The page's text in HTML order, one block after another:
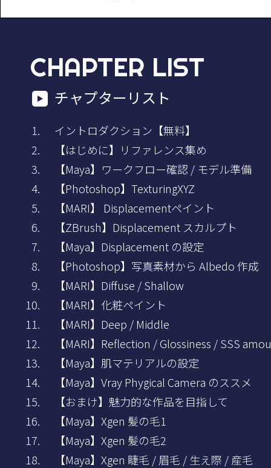
CHAPTER LIST
チャプターリスト
イントロダクション【無料】
【はじめに】リファレンス集め
【Maya】ワークフロー確認 / モデル準備
【Photoshop】TexturingXYZ
【MARI】 Displacementペイント
【ZBrush】Displacement スカルプト
【Maya】Displacement の設定
【Photoshop】写真素材から Albedo 作成
【MARI】Diffuse / Shallow
【MARI】化粧ペイント
【MARI】Deep / Middle
【MARI】Reflection / Glossiness / SSS
【Maya】肌マテリアルの設定
【Maya】Vray Phygical Camera のススメ
【おまけ】魅力的な作品を目指して
【Maya】Xgen 髪の毛1
【Maya】Xgen 髪の毛2
【Maya】Xgen 睫毛 / 眉毛 / 生え際 / 産毛